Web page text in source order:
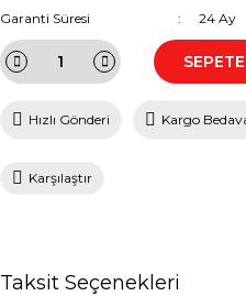
Garanti Süresi
24 Ay
Hızlı Gönderi Kargo
Karşılaştır
Taksit Seçenekleri